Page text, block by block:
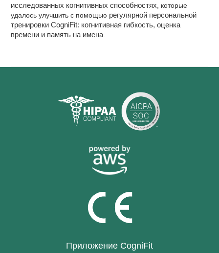
исследованных когнитивных способностях , которые
удалось улучшить с помощью регулярной персональной
тренировки CogniFit: когнитивная гибкость, оценка
времени и память на имена
Приложение CogniFit